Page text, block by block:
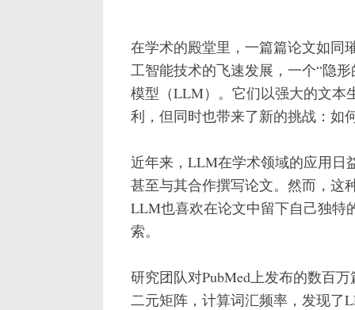
在学术的殿堂里，一篇篇论文如同
工智能技术的飞速发展，一个“隐
模型（LLM）。它们以强大的文本
利，但同时也带来了新的挑战：如
近年来，LLM在学术领域的应用日
甚至与其合作撰写论文。然而，这
LLM也喜欢在论文中留下自己独特
索。
研究团队对PubMed上发布的数百
二元矩阵，计算词汇频率，发现了